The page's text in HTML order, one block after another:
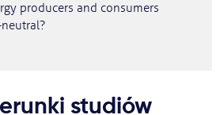
producers and consumers
studiów